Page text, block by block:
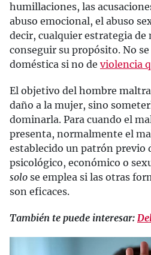
humillaciones, las
abuso emocional, el abuso
decir, cualquier estrategia
conseguir su propósito. No
doméstica si no de violencia
El objetivo del hombre
daño a la mujer, sino
dominarla. Para cuando el
presenta, normalmente el
establecido un patrón previo
psicológico, económico o
solo se emplea si las otras
son eficaces.
También te puede interesar: